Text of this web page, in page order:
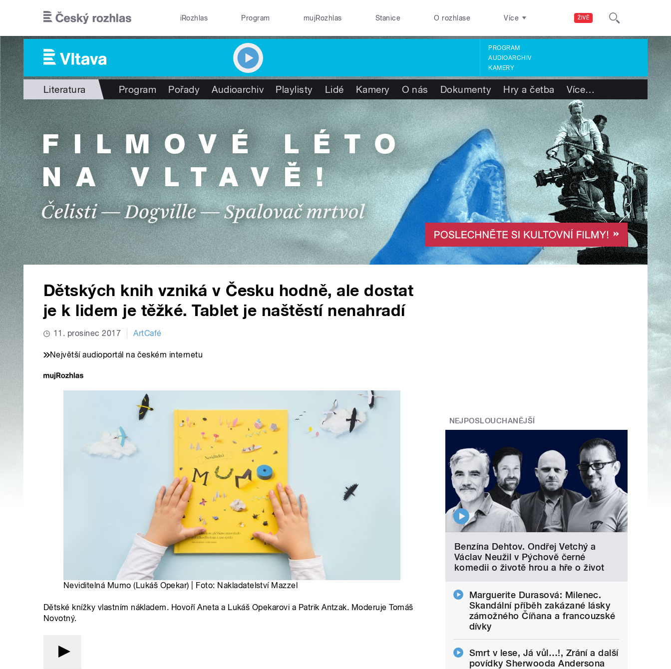
ŽIVĚ
iRozhlas Program mujRozhlas Stanice O rozhlase Více
PROGRAM
AUDIOARCHIV
KAMERY
Literatura Program Pořady Audioarchiv Playlisty Lidé Kamery O nás Dokumenty Hry a četba Více…
Dětských knih vzniká v Česku hodně, ale dostat
je k lidem je těžké. Tablet je naštěstí nenahradí
11. prosinec 2017 ArtCafé
Největší audioportál na českém internetu
Neviditelná Mumo (Lukáš Opekar) | Foto: Nakladatelství Mazzel
Dětské knížky vlastním nákladem. Hovoří Aneta a Lukáš Opekarovi a Patrik Antzak. Moderuje Tomáš
Novotný.
NEJPOSLOUCHANĚJŠÍ
Benzína Dehtov. Ondřej Vetchý a
Václav Neužil v Pýchově černé
komedii o životě hrou a hře o život
Marguerite Durasová: Milenec.
Skandální příběh zakázané lásky
zámožného Číňana a francouzské
dívky
Smrt v lese, Já vůl…!, Zrání a další
povídky Sherwooda Andersona